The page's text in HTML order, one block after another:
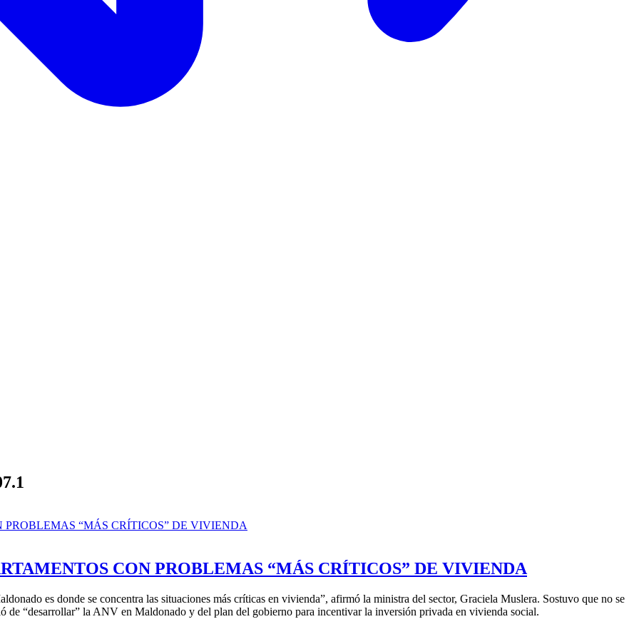
CON PROBLEMAS “MÁS CRÍTICOS” DE VIVIENDA
es donde se concentra las situaciones más críticas en vivienda”, afirmó la ministra del sector, Graciela Muslera. Sostuvo que no se
de “desarrollar” la ANV en Maldonado y del plan del gobierno para incentivar la inversión privada en vivienda social.